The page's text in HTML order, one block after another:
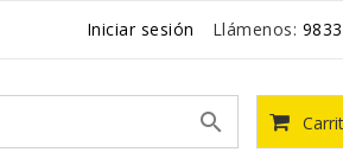
Iniciar sesión Llámenos:
